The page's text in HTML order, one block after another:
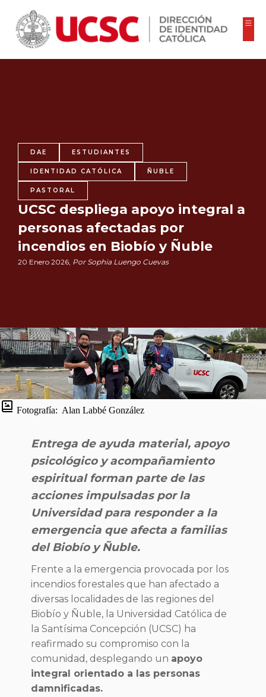
DAE ESTUDIANTES
IDENTIDAD CATÓLICA ÑUBLE
PASTORAL
UCSC despliega apoyo integral a
personas afectadas por
incendios en Biobío y Ñuble
20 Enero 2026, Por Sophia Luengo Cuevas
Fotografía: Alan Labbé González
Entrega de ayuda material, apoyo
psicológico y acompañamiento
espiritual forman parte de las
acciones impulsadas por la
Universidad para responder a la
emergencia que afecta a familias
del Biobío y Ñuble.
Frente a la emergencia provocada por los
incendios forestales que han afectado a
diversas localidades de las regiones del
Biobío y Ñuble, la Universidad Católica de
la Santísima Concepción (UCSC) ha
reafirmado su compromiso con la
comunidad, desplegando un apoyo
integral orientado a las personas
damnificadas.